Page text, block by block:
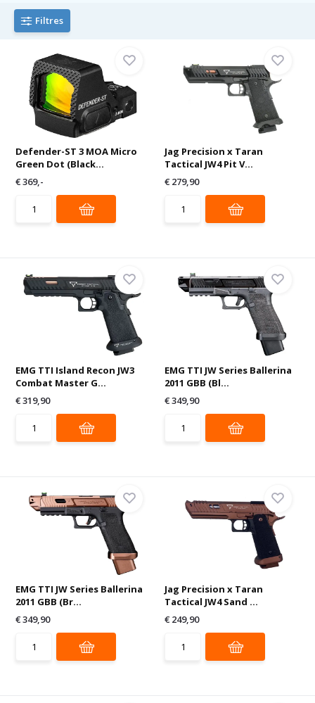
Filtres
Defender-ST 3 MOA Micro
Green Dot (Black...
€ 369,-
Jag Precision x Taran
Tactical JW4 Pit V...
€ 279,90
EMG TTI Island Recon JW3
Combat Master G...
€ 319,90
EMG TTI JW Series Ballerina
2011 GBB (Bl...
€ 349,90
EMG TTI JW Series Ballerina
2011 GBB (Br...
€ 349,90
Jag Precision x Taran
Tactical JW4 Sand ...
€ 249,90